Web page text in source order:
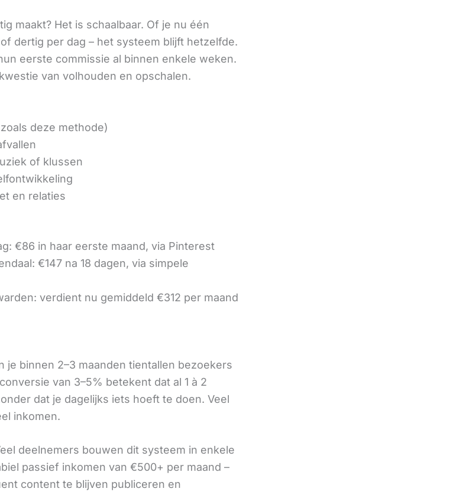
maakt? Het is schaalbaar. Of je nu één
dertig per dag – het systeem blijft hetzelfde.
eerste commissie al binnen enkele weken.
van volhouden en opschalen.
deze methode)
of klussen
en relaties
€86 in haar eerste maand, via Pinterest
€147 na 18 dagen, via simpele
verdient nu gemiddeld €312 per maand
je binnen 2–3 maanden tientallen bezoekers
van 3–5% betekent dat al 1 à 2
dat je dagelijks iets hoeft te doen. Veel
inkomen.
deelnemers bouwen dit systeem in enkele
passief inkomen van €500+ per maand –
content te blijven publiceren en